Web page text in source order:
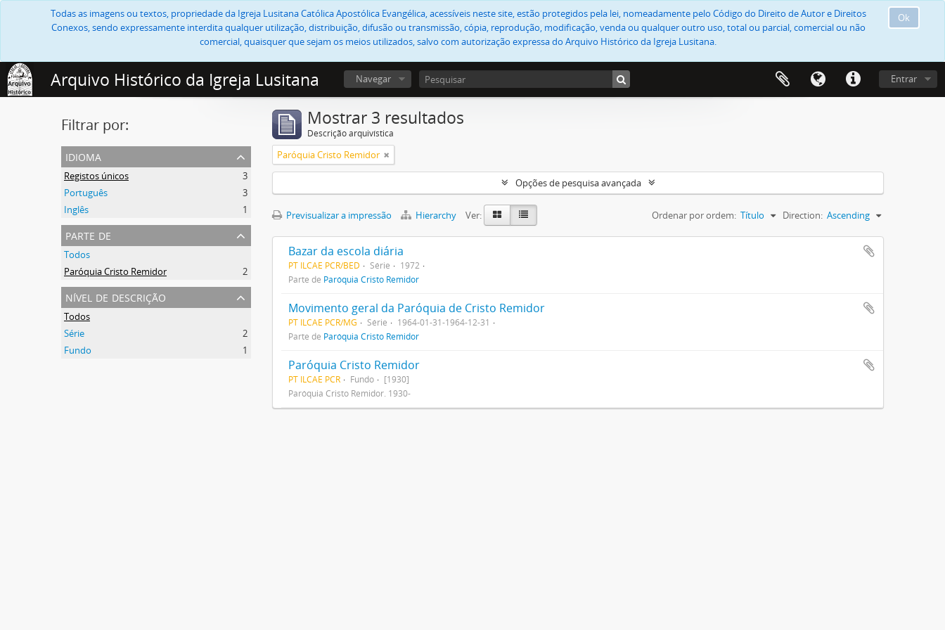
Ok
Todas as imagens ou textos, propriedade da Igreja Lusitana Católica Apostólica Evangélica, acessíveis neste site, estão protegidos pela lei, nomeadamente pelo Código do Direito de Autor e Direitos
Conexos, sendo expressamente interdita qualquer utilização, distribuição, difusão ou transmissão, cópia, reprodução, modificação, venda ou qualquer outro uso, total ou parcial, comercial ou não
comercial, quaisquer que sejam os meios utilizados, salvo com autorização expressa do Arquivo Histórico da Igreja Lusitana.
Arquivo Histórico da Igreja Lusitana Entrar
Navegar
Filtrar por:
idioma
Registos únicos
3
Português
3
Inglês
1
parte de
Todos
Paróquia Cristo Remidor
2
nível de descrição
Todos
Série
2
Fundo
1
Mostrar 3 resultados
Descrição arquivística
Paróquia Cristo Remidor
Opções de pesquisa avançada
Previsualizar a impressão Hierarchy Ver: Ordenar por ordem: Título Direction: Ascending
Bazar da escola diária
PT ILCAE PCR/BED Série
1972
Parte de Paróquia Cristo Remidor
Movimento geral da Paróquia de Cristo Remidor
PT ILCAE PCR/MG Série
1964-01-31-1964-12-31
Parte de Paróquia Cristo Remidor
Paróquia Cristo Remidor
PT ILCAE PCR Fundo
[1930]
Paróquia Cristo Remidor. 1930-